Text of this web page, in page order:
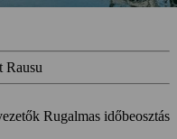
Rausu
Rugalmas időbeosztás